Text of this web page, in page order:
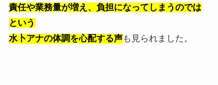
責任や業務量が増え、負担になってしまうのでは
という
水卜アナの体調を心配する声も見られました。